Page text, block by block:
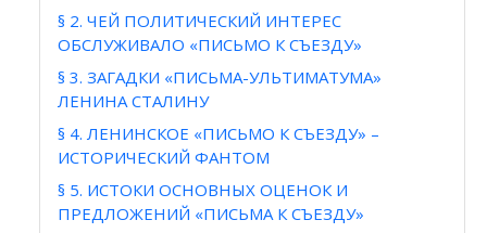
§ 2. ЧЕЙ ПОЛИТИЧЕСКИЙ ИНТЕРЕС
ОБСЛУЖИВАЛО «ПИСЬМО К СЪЕЗДУ»
§ 3. ЗАГАДКИ «ПИСЬМА-УЛЬТИМАТУМА»
ЛЕНИНА СТАЛИНУ
§ 4. ЛЕНИНСКОЕ «ПИСЬМО К СЪЕЗДУ» –
ИСТОРИЧЕСКИЙ ФАНТОМ
§ 5. ИСТОКИ ОСНОВНЫХ ОЦЕНОК И
ПРЕДЛОЖЕНИЙ «ПИСЬМА К СЪЕЗДУ»